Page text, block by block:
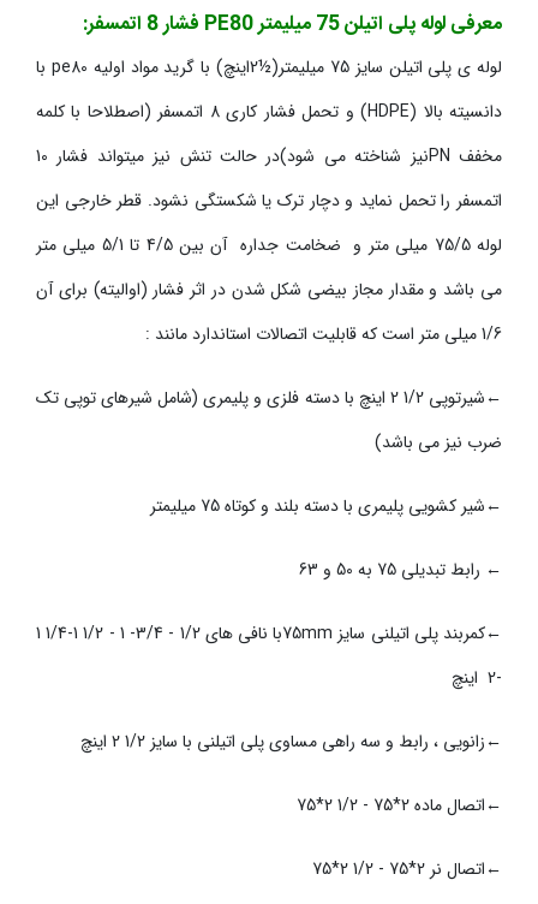
معرفی لوله پلی اتیلن 75 میلیمتر PE80 فشار 8 اتمسفر:
لوله ی پلی اتیلن سایز 75 میلیمتر(½2اینچ) با گرید مواد اولیه pe80 با
دانسیته بالا (HDPE) و تحمل فشار کاری 8 اتمسفر (اصطلاحا با کلمه
مخفف PNنیز شناخته می شود)در حالت تنش نیز میتواند فشار 10
اتمسفر را تحمل نماید و دچار ترک یا شکستگی نشود. قطر خارجی این
لوله 75/5 میلی متر و ضخامت جداره آن بین 4/5 تا 5/1 میلی متر
می باشد و مقدار مجاز بیضی شکل شدن در اثر فشار (اوالیته) برای آن
1/6 میلی متر است که قابلیت اتصالات استاندارد مانند :
←
شیرتوپی 1/2 2 اینچ با دسته فلزی و پلیمری (شامل شیرهای توپی تک
ضرب نیز می باشد)
← شیر کشویی پلیمری با دسته بلند و کوتاه 75 میلیمتر
← رابط تبدیلی 75 به 50 و 63
←
کمربند پلی اتیلنی سایز 75mmبا نافی های 1/2 - 3/4- 1 - 1/2 1-1/4 1
-2 اینچ
← زانویی ، رابط و سه راهی مساوی پلی اتیلنی با سایز 1/2 2 اینچ
← اتصال ماده 2*75 - 1/2 2*75
← اتصال نر 2*75 - 1/2 2*75